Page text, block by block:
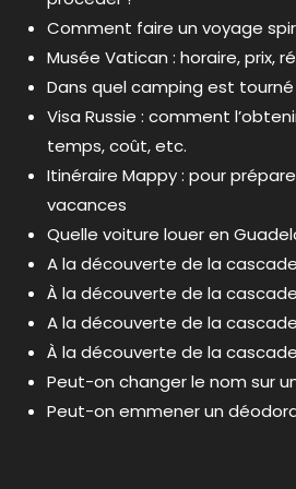
Comment faire un voyage
Musée Vatican : horaire, prix,
Dans quel camping est
Visa Russie : comment
temps, coût, etc.
Itinéraire Mappy : pour
vacances
Quelle voiture louer en
A la découverte de la
À la découverte de la
A la découverte de la
À la découverte de la
Peut-on changer le nom sur
Peut-on emmener un